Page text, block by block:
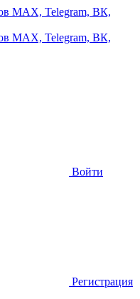
Войти
Регистрация